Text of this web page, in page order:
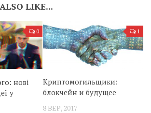
LIKE...
0
нові
у
1
Криптомогильщики:
блокчейн и будущее
8 ВЕР, 2017